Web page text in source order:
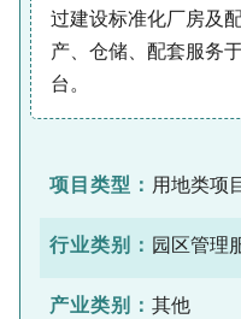
过建设标准化厂房及
产、仓储、配套服务
台。
项目类型： 用地类项
行业类别： 园区管理
产业类别： 其他